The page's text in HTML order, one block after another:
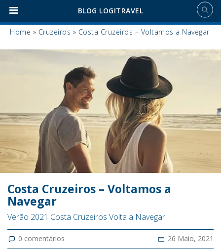
BLOG LOGITRAVEL
Home » Cruzeiros » Costa Cruzeiros – Voltamos a Navegar
Costa Cruzeiros – Voltamos a
Navegar
Verão 2021 Costa Cruzeiros Volta a Navegar
0 comentários 26 Maio, 2021